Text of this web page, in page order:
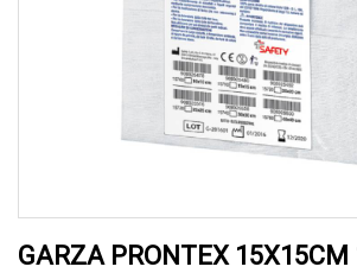
GARZA PRONTEX 15X15CM